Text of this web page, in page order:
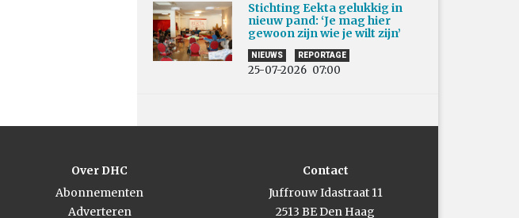
Stichting Eekta gelukkig in
nieuw pand: ‘Je mag hier
gewoon zijn wie je wilt zijn’
NIEUWS REPORTAGE
25-07-2026 07:00
Over DHC
Abonnementen
Adverteren
Contact
Juffrouw Idastraat 11
2513 BE Den Haag